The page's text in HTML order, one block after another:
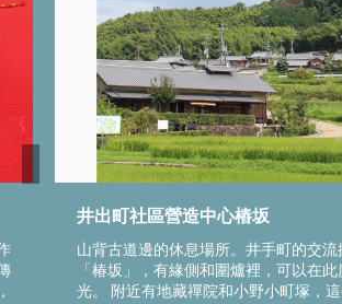
井出町社區營造中心樁坂
山背古道邊的休息場所。井手町的交
「椿坂」，有緣側和圍爐裡，可以在
光。 附近有地藏禪院和小野小町塚，